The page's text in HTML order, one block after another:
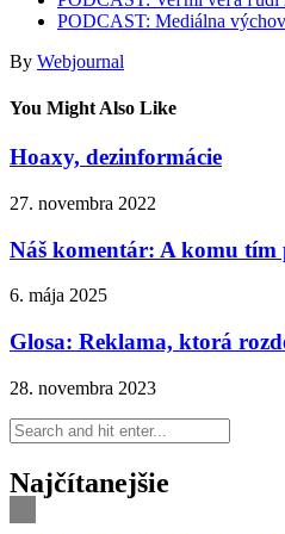
PODCAST: Mediálna
By Webjournal
You Might Also Like
Hoaxy, dezinformácie
27. novembra 2022
Náš komentár: A komu tím
6. mája 2025
Glosa: Reklama, ktorá
28. novembra 2023
Najčítanejšie